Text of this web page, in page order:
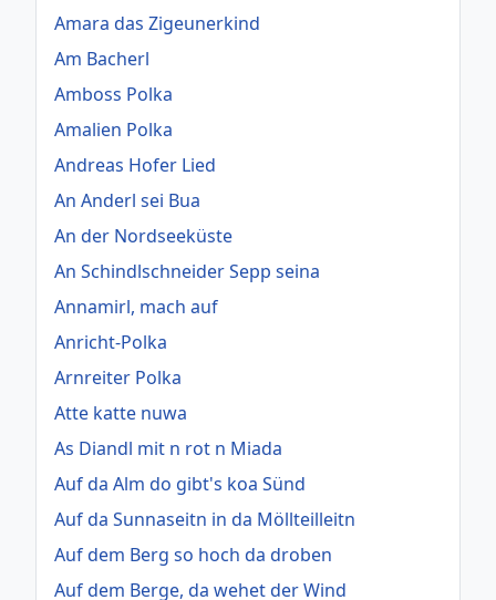
Amara das Zigeunerkind
Am Bacherl
Amboss Polka
Amalien Polka
Andreas Hofer Lied
An Anderl sei Bua
An der Nordseeküste
An Schindlschneider Sepp seina
Annamirl, mach auf
Anricht-Polka
Arnreiter Polka
Atte katte nuwa
As Diandl mit n rot n Miada
Auf da Alm do gibt's koa Sünd
Auf da Sunnaseitn in da Möllteilleitn
Auf dem Berg so hoch da droben
Auf dem Berge, da wehet der Wind